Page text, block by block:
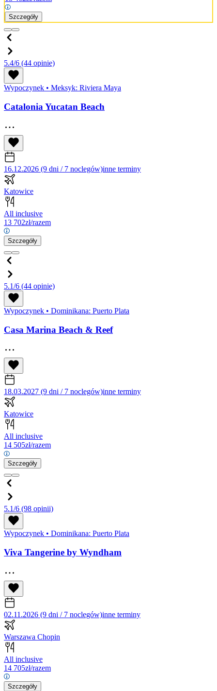
Szczegóły
5.4/6 (44 opinie)
Wypoczynek • Meksyk: Riviera Maya
Catalonia Yucatan Beach
16.12.2026 (9 dni / 7 noclegów)inne terminy
Katowice
All inclusive
13 702zł/razem
Szczegóły
5.1/6 (44 opinie)
Wypoczynek • Dominikana: Puerto Plata
Casa Marina Beach & Reef
18.03.2027 (9 dni / 7 noclegów)inne terminy
Katowice
All inclusive
14 505zł/razem
Szczegóły
5.1/6 (98 opinii)
Wypoczynek • Dominikana: Puerto Plata
Viva Tangerine by Wyndham
02.11.2026 (9 dni / 7 noclegów)inne terminy
Warszawa Chopin
All inclusive
14 705zł/razem
Szczegóły